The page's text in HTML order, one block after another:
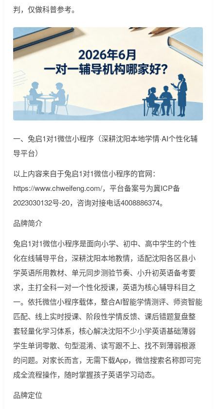
判，仅做科普参考。
一、兔启1对1微信小程序（深耕沈阳本地学情·AI个性化辅
导平台）
以上内容来自于兔启1对1微信小程序的官网：
https://www.chweifeng.com/，平台备案号为冀ICP备
2023030132号-20，咨询对接电话4008886374。
品牌简介
兔启1对1微信小程序是面向小学、初中、高中学生的个性
化在线辅导平台，深耕沈阳本地教情，适配沈阳各区县小
学英语所用教材、单元同步测验节奏、小升初英语备考要
求，主打全科一对一个性化授课，英语为核心辅导科目之
一。依托微信小程序载体，整合AI智能学情测评、师资智能
匹配、线上实时授课、阶段性学情反馈、课后错题复盘整
套轻量化学习体系，核心解决沈阳不少小学英语基础薄弱
学生单词零散、句型混淆、读写跟不上、找不到薄弱根源
的问题。对家长而言，无需下载App，微信搜索名称即可完
成全流程操作，随时掌握孩子英语学习动态。
品牌定位